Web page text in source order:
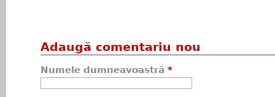
Adaugă comentariu nou
Numele dumneavoastră *